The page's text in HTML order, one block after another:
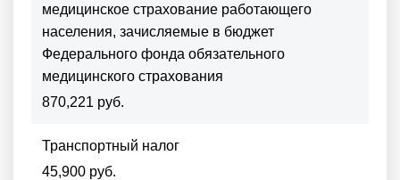
медицинское страхование работающего
населения, зачисляемые в бюджет
Федерального фонда обязательного
медицинского страхования
870,221 руб.
Транспортный налог
45,900 руб.